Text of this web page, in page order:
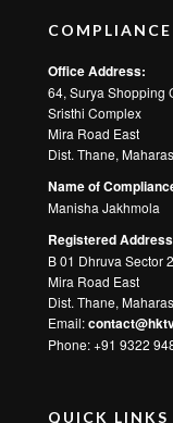
Office Address:
64, Surya Shopping
Sristhi Complex
Mira Road East
Dist. Thane,
Name of
Manisha Jakhmola
Registered
B 01 Dhruva Sector
Mira Road East
Dist. Thane,
Email:
Phone: +91 9322
QUICK LINKS